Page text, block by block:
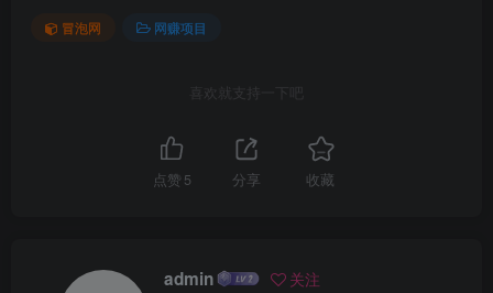
冒泡网 网赚项目
喜欢就支持一下吧
点赞 5 分享 收藏
admin 关注